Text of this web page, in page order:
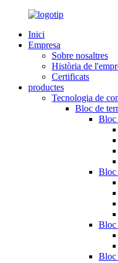
Inici
Empresa
Sobre nosaltres
Història de
Certificats
productes
Tecnologia de
Bloc de
Bloc
Bloc
Bloc
Bloc